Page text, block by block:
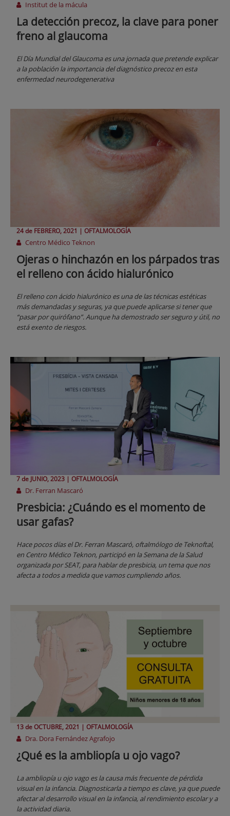
Institut de la mácula
La detección precoz, la clave para poner
freno al glaucoma
El Día Mundial del Glaucoma es una jornada que pretende explicar
a la población la importancia del diagnóstico precoz en esta
enfermedad neurodegenerativa
24 de FEBRERO, 2021 | OFTALMOLOGÍA
Centro Médico Teknon
Ojeras o hinchazón en los párpados tras
el relleno con ácido hialurónico
El relleno con ácido hialurónico es una de las técnicas estéticas
más demandadas y seguras, ya que puede aplicarse si tener que
“pasar por quirófano”. Aunque ha demostrado ser seguro y útil, no
está exento de riesgos.
7 deJUNIO, 2023 | OFTALMOLOGÍA
Dr. Ferran Mascaró
Presbicia: ¿Cuándo es el momento de
usar gafas?
Hace pocos días el Dr. Ferran Mascaró, oftalmólogo de Teknoftal,
en Centro Médico Teknon, participó en la Semana de la Salud
organizada por SEAT, para hablar de presbicia, un tema que nos
afecta a todos a medida que vamos cumpliendo años.
13 deOCTUBRE, 2021 | OFTALMOLOGÍA
Dra. Dora Fernández Agrafojo
¿Qué es la ambliopía u ojo vago?
La ambliopía u ojo vago es la causa más frecuente de pérdida
visual en la infancia. Diagnosticarla a tiempo es clave, ya que puede
afectar al desarrollo visual en la infancia, al rendimiento escolar y a
la actividad diaria.